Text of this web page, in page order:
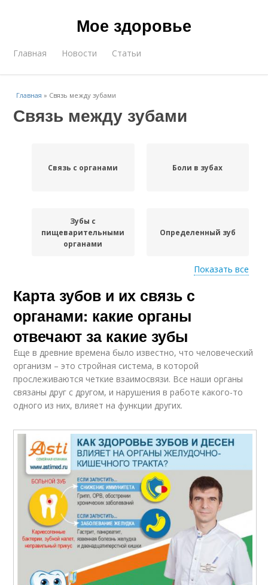
Мое здоровье
Главная Новости Статьи
Главная » Связь между зубами
Связь между зубами
Связь с органами Боли в зубах
Зубы с
пищеварительными
органами
Определенный зуб
Зуб в контексте Проблемы с зубами
Показать все
Карта зубов и их связь с
органами: какие органы
отвечают за какие зубы
Еще в древние времена было известно, что человеческий
организм – это стройная система, в которой
прослеживаются четкие взаимосвязи. Все наши органы
связаны друг с другом, и нарушения в работе какого-то
одного из них, влияет на функции других.